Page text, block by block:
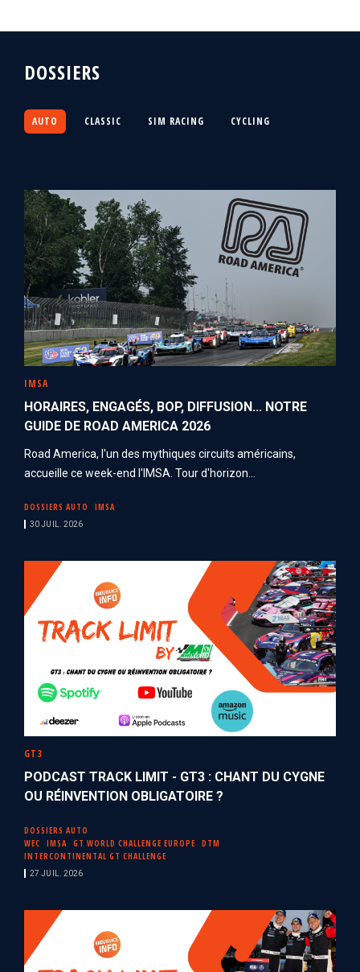
DOSSIERS
AUTO CLASSIC SIM RACING CYCLING
IMSA
HORAIRES, ENGAGÉS, BOP, DIFFUSION... NOTRE
GUIDE DE ROAD AMERICA 2026
Road America, l'un des mythiques circuits américains,
accueille ce week-end l'IMSA. Tour d'horizon...
DOSSIERS AUTO IMSA
30 JUIL. 2026
GT3
PODCAST TRACK LIMIT - GT3 : CHANT DU CYGNE
OU RÉINVENTION OBLIGATOIRE ?
DOSSIERS AUTO
WEC
IMSA GT WORLD CHALLENGE EUROPE
DTM
INTERCONTINENTAL GT CHALLENGE
27 JUIL. 2026